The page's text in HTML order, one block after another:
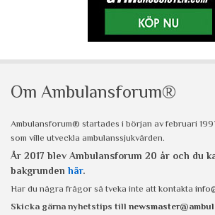
Om Ambulansforum®
Ambulansforum® startades i början av februari
som ville utveckla ambulanssjukvården.
År 2017 blev Ambulansforum 20 år och du
bakgrunden här.
Har du några frågor så tveka inte att kontakta
Skicka gärna nyhetstips till